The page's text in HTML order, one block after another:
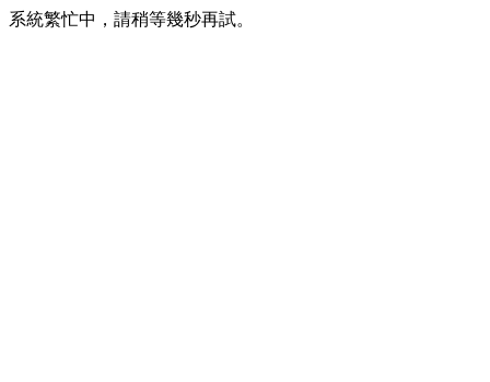
系統繁忙中，請稍等幾秒再試。